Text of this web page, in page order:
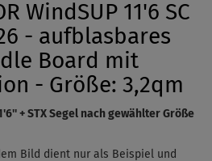
WindSUP 11'6 SC
- aufblasbares
Board mit
- Größe: 3,2qm
+ STX Segel nach gewählter Größe
Bild dient nur als Beispiel und